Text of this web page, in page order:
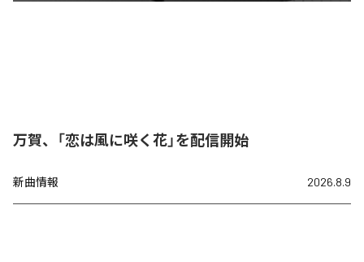
万賀、「恋は風に咲く花」を配信開始
新曲情報 2026.8.9